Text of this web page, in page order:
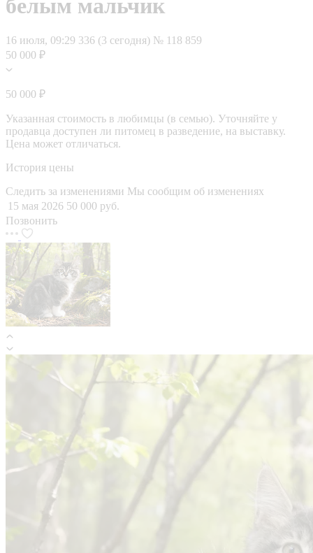
белым мальчик
16 июля, 09:29 336 (3 сегодня) № 118 859
50 000 ₽
50 000 ₽
Указанная стоимость в любимцы (в семью). Уточняйте у
продавца доступен ли питомец в разведение, на выставку.
Цена может отличаться.
История цены
Следить за изменениями Мы сообщим об изменениях
15 мая 2026 50 000 руб.
Позвонить